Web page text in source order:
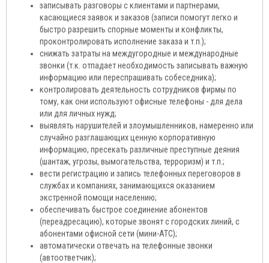
записывать разговоры с клиентами и партнерами,
касающиеся заявок и заказов (записи помогут легко и
быстро разрешить спорные моменты и конфликты,
проконтролировать исполнение заказа и т.п.);
снижать затраты на междугородные и международные
звонки (т.к. отпадает необходимость записывать важную
информацию или переспрашивать собеседника);
контролировать деятельность сотрудников фирмы по
тому, как они используют офисные телефоны - для дела
или для личных нужд;
выявлять нарушителей и злоумышленников, намеренно или
случайно разглашающих ценную корпоративную
информацию, пресекать различные преступные деяния
(шантаж, угрозы, вымогательства, терроризм) и т.п.;
вести регистрацию и запись телефонных переговоров в
службах и компаниях, занимающихся оказанием
экстренной помощи населению;
обеспечивать быстрое соединение абонентов
(переадресацию), которые звонят с городских линий, с
абонентами офисной сети (мини-АТС);
автоматически отвечать на телефонные звонки
(автоответчик);